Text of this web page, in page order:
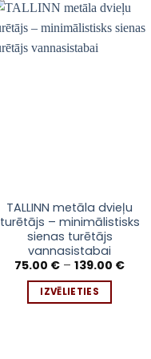
TALLINN metāla dvieļu
turētājs – minimālistisks
sienas turētājs
vannasistabai
75.00 € – 139.00 €Price
IZVĒLIETIES
This
product
multiple
variants.